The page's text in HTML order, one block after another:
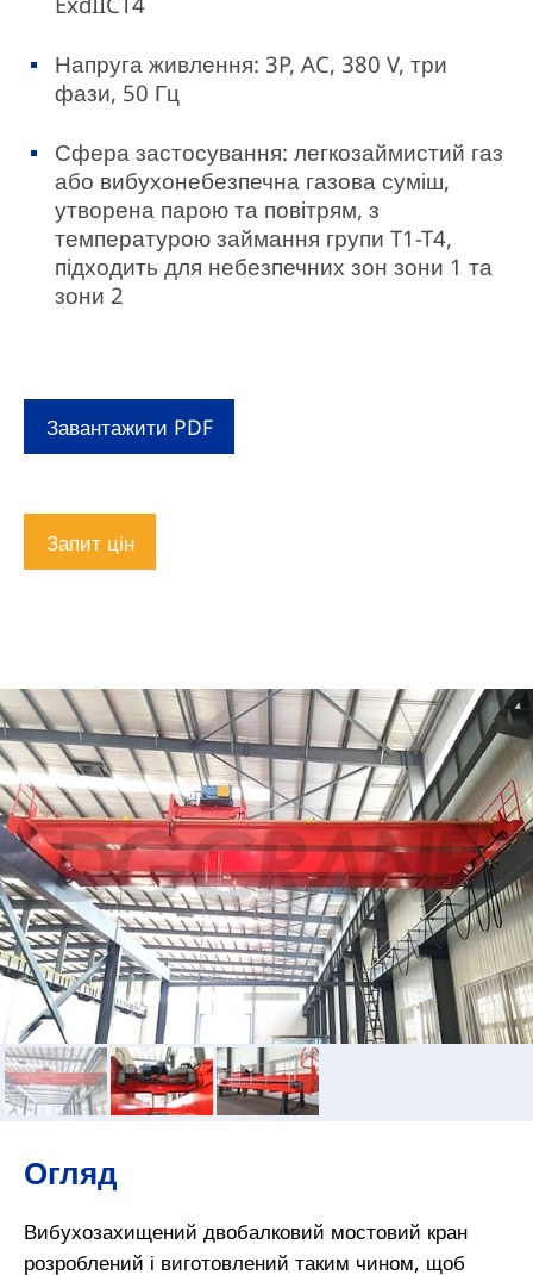
Напруга живлення: 3P, AC, 380 V, три
фази, 50 Гц
Сфера застосування: легкозаймистий газ
або вибухонебезпечна газова суміш,
утворена парою та повітрям, з
температурою займання групи T1-T4,
підходить для небезпечних зон зони 1 та
зони 2
Завантажити PDF
Запит цін
Огляд
Вибухозахищений двобалковий мостовий кран
розроблений і виготовлений таким чином, щоб